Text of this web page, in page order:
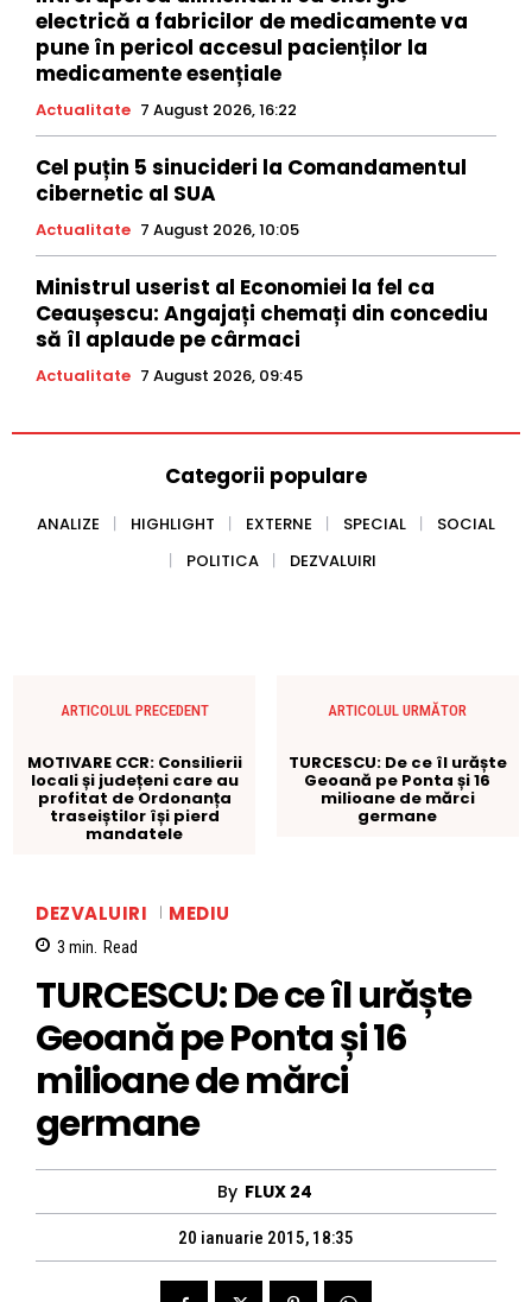
electrică a fabricilor de medicamente va
pune în pericol accesul pacienților la
medicamente esențiale
Actualitate 7 August 2026, 16:22
Cel puțin 5 sinucideri la Comandamentul
cibernetic al SUA
Actualitate 7 August 2026, 10:05
Ministrul userist al Economiei la fel ca
Ceaușescu: Angajați chemați din concediu
să îl aplaude pe cârmaci
Actualitate 7 August 2026, 09:45
Categorii populare
ANALIZE HIGHLIGHT EXTERNE SPECIAL
SOCIAL
POLITICA
DEZVALUIRI
ARTICOLUL PRECEDENT
MOTIVARE CCR: Consilierii
locali și județeni care au
profitat de Ordonanța
traseiștilor își pierd
mandatele
ARTICOLUL URMĂTOR
TURCESCU: De ce îl urăște
Geoană pe Ponta și 16
milioane de mărci
germane